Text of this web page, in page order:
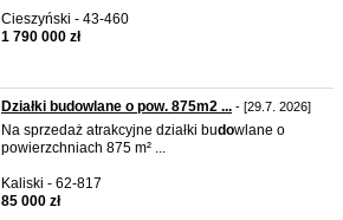
Cieszyński - 43-460
1 790 000 zł
Działki budowlane o pow. 875m2 ... - [29.7. 2026]
Na sprzedaż atrakcyjne działki budowlane o
powierzchniach 875 m² ...
Kaliski - 62-817
85 000 zł